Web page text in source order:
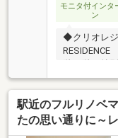
モニタ付インタ
ン
◆クリオレ
RESIDENCE
房・WIC・
駅近ライフ
トと一緒に
お家探しを
駅近のフルリノベ
たの思い通りに～